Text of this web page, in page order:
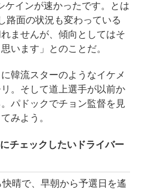
ケインが速かったです。とは
路面の状況も変わっている
ませんが、傾向としてはそ
います」とのことだ。
韓流スターのようなイケメ
。そして道上選手が以前か
パドックでチョン監督を見
みよう。
チェックしたいドライバー
晴で、早朝から予選日を遙